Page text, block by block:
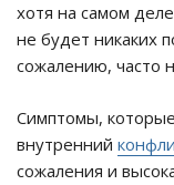
хотя на самом
не будет никаких
сожалению, часто
Симптомы,
внутренний
сожаления и